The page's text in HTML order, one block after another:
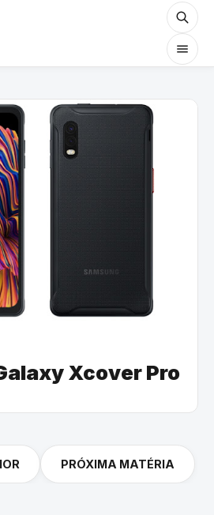
Xcover Pro
PRÓXIMA MATÉRIA